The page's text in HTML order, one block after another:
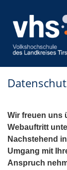
Wir freuen uns
Webauftritt
Nachstehend
Umgang mit
Anspruch